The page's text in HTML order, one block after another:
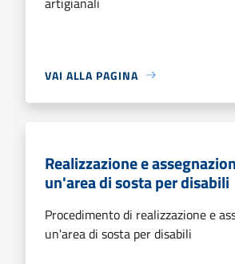
VAI ALLA PAGINA
Realizzazione e
un'area di sosta per disabili
Procedimento di realizzazione e
un'area di sosta per disabili